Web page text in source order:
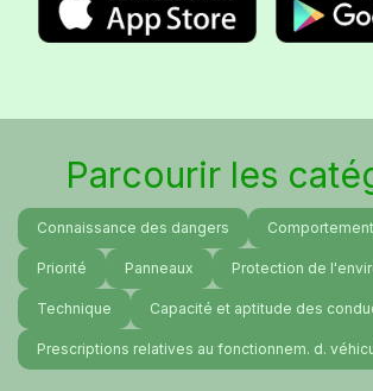
Parcourir les
Connaissance des dangers
Priorité Panneaux Protection de
Technique Capacité et aptitude des
Prescriptions relatives au fonctionnem. d.